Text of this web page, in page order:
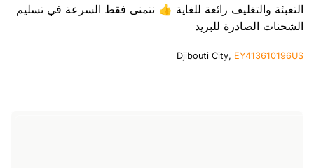
التعبئة والتغليف رائعة للغاية 👍 نتمنى فقط السرعة في تسليم
الشحنات الصادرة للبريد
Djibouti City, EY413610196US